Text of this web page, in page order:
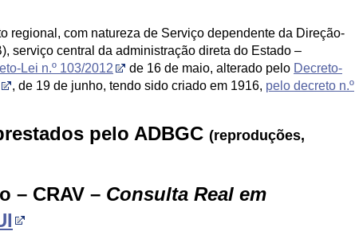
regional, com natureza de Serviço dependente da Direção-
serviço central da administração direta do Estado –
Lei n.º 103/2012 de 16 de maio, alterado pelo Decreto-
, de 19 de junho, tendo sido criado em 1916, pelo decreto n.º
pelo ADBGC (reproduções,
– CRAV – Consulta Real em